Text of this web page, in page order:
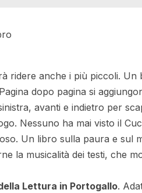
ridere anche i più piccoli.
dopo pagina si
avanti e indietro per
Nessuno ha mai visto il
Un libro sulla paura e sul
la musicalità dei testi, che
Lettura in Portogallo.